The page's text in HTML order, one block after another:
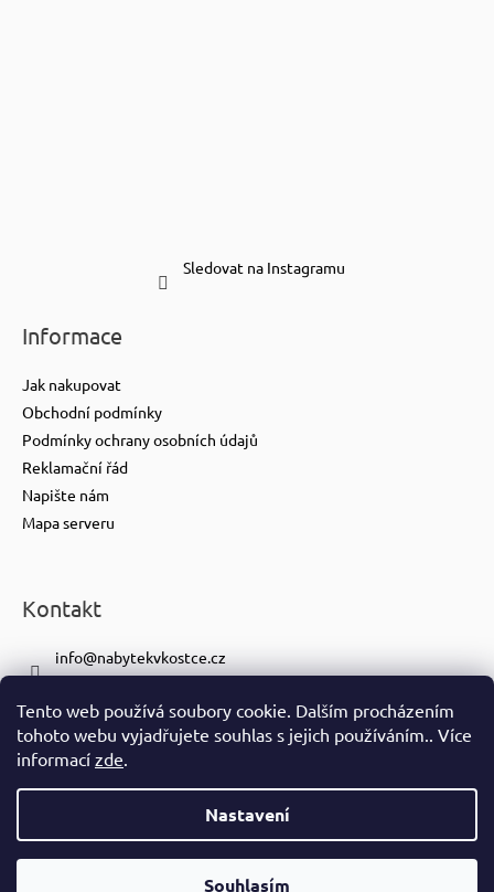
Tento web používá soubory cookie. Dalším procházením
tohoto webu vyjadřujete souhlas s jejich používáním.. Více
informací zde.
Nastavení
Souhlasím
Sledovat na Instagramu
Informace
Jak nakupovat
Obchodní podmínky
Podmínky ochrany osobních údajů
Reklamační řád
Napište nám
Mapa serveru
Kontakt
info@nabytekvkostce.cz
+420 601 116 371
https://www.facebook.com/nabytekvkostce.cz/
nabytek_v_kostce
Vytvořil Shoptet
Copyright 2026nabytek-v-kostce.cz. Všechna práva vyhrazena.
Ve spolupráci seS!CK Studiem